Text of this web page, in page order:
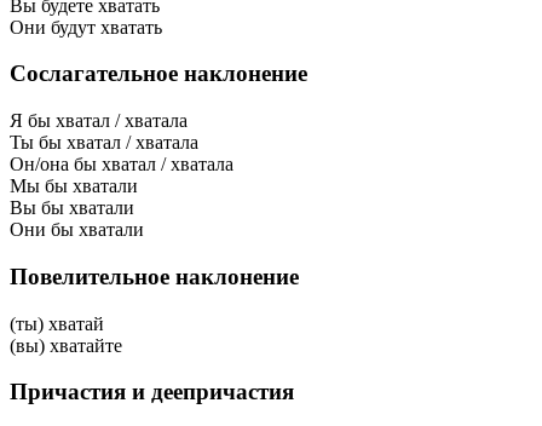
Вы будете хватать
Они будут хватать
Сослагательное наклонение
Я бы хватал / хватала
Ты бы хватал / хватала
Он/она бы хватал / хватала
Мы бы хватали
Вы бы хватали
Они бы хватали
Повелительное наклонение
(ты) хватай
(вы) хватайте
Причастия и деепричастия